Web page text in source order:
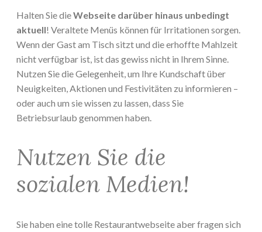
Halten Sie dieWebseite darüber hinaus unbedingt
aktuell! Veraltete Menüs können für Irritationen sorgen.
Wenn der Gast am Tisch sitzt und die erhoffte Mahlzeit
nicht verfügbar ist, ist das gewiss nicht in Ihrem Sinne.
Nutzen Sie die Gelegenheit, um Ihre Kundschaft über
Neuigkeiten, Aktionen und Festivitäten zu informieren –
oder auch um sie wissen zu lassen, dass Sie
Betriebsurlaub genommen haben.
Nutzen Sie die
sozialen Medien!
Sie haben eine tolle Restaurantwebseite aber fragen sich